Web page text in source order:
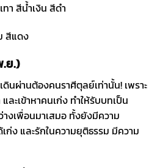
ทา สีน้ำเงิน สีดำ
สีแดง
.ย.)
นผ่านต้องคนราศีตุลย์เท่านั้น! เพราะ
ละเข้าหาคนเก่ง ทำให้รับบทเป็น
งเพื่อนมาเสมอ ทั้งยังมีความ
ก่ง และรักในความยุติธรรม มีความ